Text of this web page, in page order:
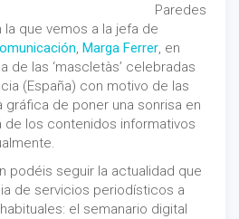
Paredes
que vemos a la jefa de
, Marga Ferrer, en
de las ‘mascletàs’ celebradas
(España) con motivo de las
gráfica de poner una sonrisa en
de los contenidos informativos
podéis seguir la actualidad que
de servicios periodísticos a
el semanario digital